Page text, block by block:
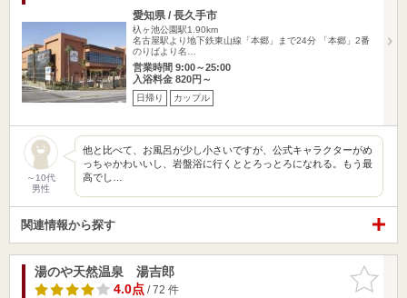
愛知県 / 長久手市
杁ヶ池公園駅1.90km
名古屋駅より地下鉄東山線「本郷」まで24分 「本郷」2番
のりばより名…
営業時間 9:00～25:00
入浴料金 820円～
日帰り カップル
～10代
男性
他と比べて、お風呂が少し小さいですが、公式キャラクターがめ
っちゃかわいいし、岩盤浴に行くととろっとろになれる。もう最
高でし…
関連情報から探す
お気に入
りに追加
湯のや天然温泉 湯吉郎
4.0点/ 72 件